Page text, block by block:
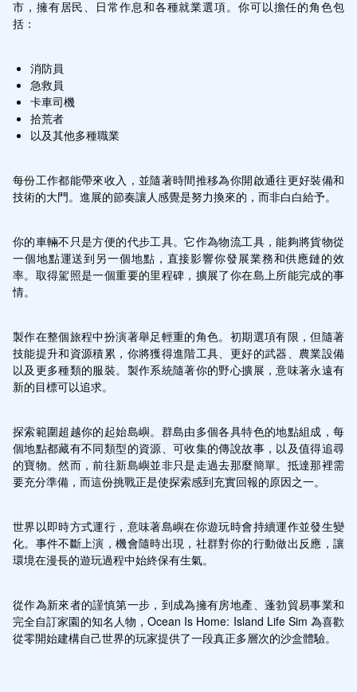
市，擁有居民、日常作息和各種就業選項。你可以擔任的角色包
括：
消防員
急救員
卡車司機
拾荒者
以及其他多種職業
每份工作都能帶來收入，並隨著時間推移為你開啟通往更好裝備和
技術的大門。進展的節奏讓人感覺是努力換來的，而非白白給予。
你的車輛不只是方便的代步工具。它作為物流工具，能夠將貨物從
一個地點運送到另一個地點，直接影響你發展業務和供應鏈的效
率。取得駕照是一個重要的里程碑，擴展了你在島上所能完成的事
情。
製作在整個旅程中扮演著舉足輕重的角色。初期選項有限，但隨著
技能提升和資源積累，你將獲得進階工具、更好的武器、農業設備
以及更多種類的服裝。製作系統隨著你的野心擴展，意味著永遠有
新的目標可以追求。
探索範圍超越你的起始島嶼。群島由多個各具特色的地點組成，每
個地點都藏有不同類型的資源、可收集的傳說故事，以及值得追尋
的寶物。然而，前往新島嶼並非只是走過去那麼簡單。抵達那裡需
要充分準備，而這份挑戰正是使探索感到充實回報的原因之一。
世界以即時方式運行，意味著島嶼在你遊玩時會持續運作並發生變
化。事件不斷上演，機會隨時出現，社群對你的行動做出反應，讓
環境在漫長的遊玩過程中始終保有生氣。
從作為新來者的謹慎第一步，到成為擁有房地產、蓬勃貿易事業和
完全自訂家園的知名人物，Ocean Is Home: Island Life Sim 為喜歡
從零開始建構自己世界的玩家提供了一段真正多層次的沙盒體驗。